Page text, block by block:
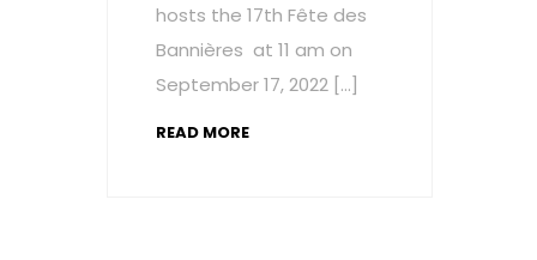
hosts the 17th Fête des
Bannières at 11 am on
September 17, 2022 […]
READ MORE